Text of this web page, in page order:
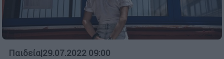
Παιδεία|29.07.2022 09:00